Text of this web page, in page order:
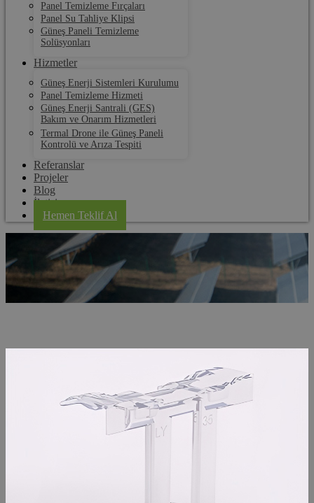
Panel Temizleme Fırçaları
Panel Su Tahliye Klipsi
Güneş Paneli Temizleme
Solüsyonları
Hizmetler
Güneş Enerji Sistemleri Kurulumu
Panel Temizleme Hizmeti
Güneş Enerji Santrali (GES)
Bakım ve Onarım Hizmetleri
Termal Drone ile Güneş Paneli
Kontrolü ve Arıza Tespiti
Referanslar
Projeler
Blog
İletişim
Hemen Teklif Al